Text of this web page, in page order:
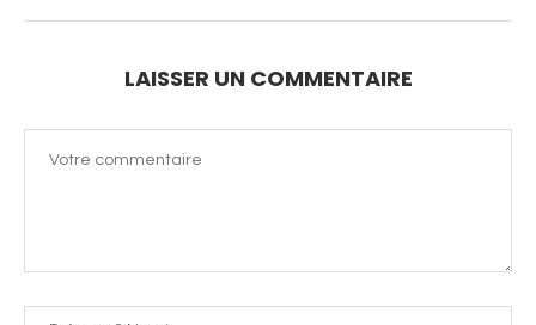
LAISSER UN COMMENTAIRE